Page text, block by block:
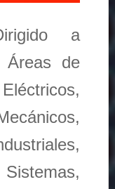
a
Áreas de